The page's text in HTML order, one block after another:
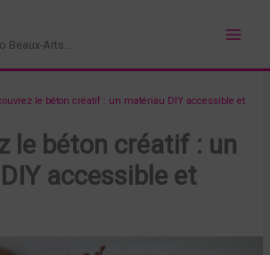
Beaux-Arts...
le béton créatif : un matériau DIY accessible et
le béton créatif : un
accessible et